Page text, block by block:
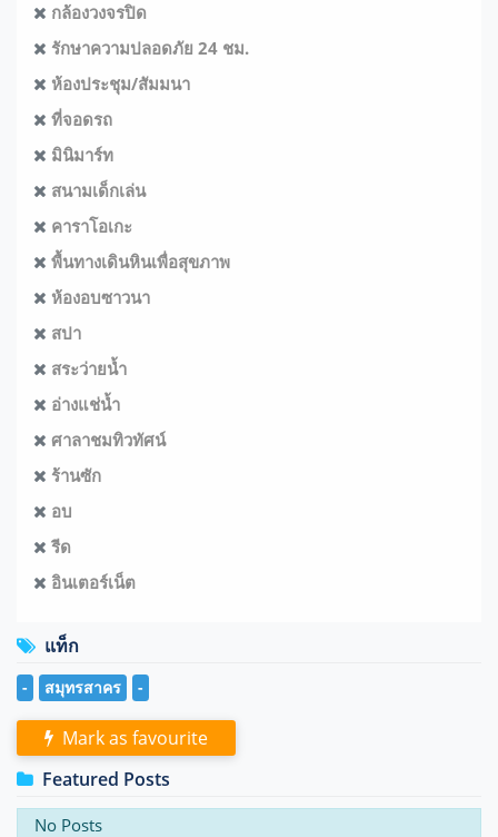
กล้องวงจรปิด
รักษาความปลอดภัย 24 ชม.
ห้องประชุม/สัมมนา
ที่จอดรถ
มินิมาร์ท
สนามเด็กเล่น
คาราโอเกะ
พื้นทางเดินหินเพื่อสุขภาพ
ห้องอบซาวนา
สปา
สระว่ายน้ำ
อ่างแช่น้ำ
ศาลาชมทิวทัศน์
ร้านซัก
อบ
รีด
อินเตอร์เน็ต
แท็ก
- สมุทรสาคร -
Mark as favourite
Featured Posts
No Posts